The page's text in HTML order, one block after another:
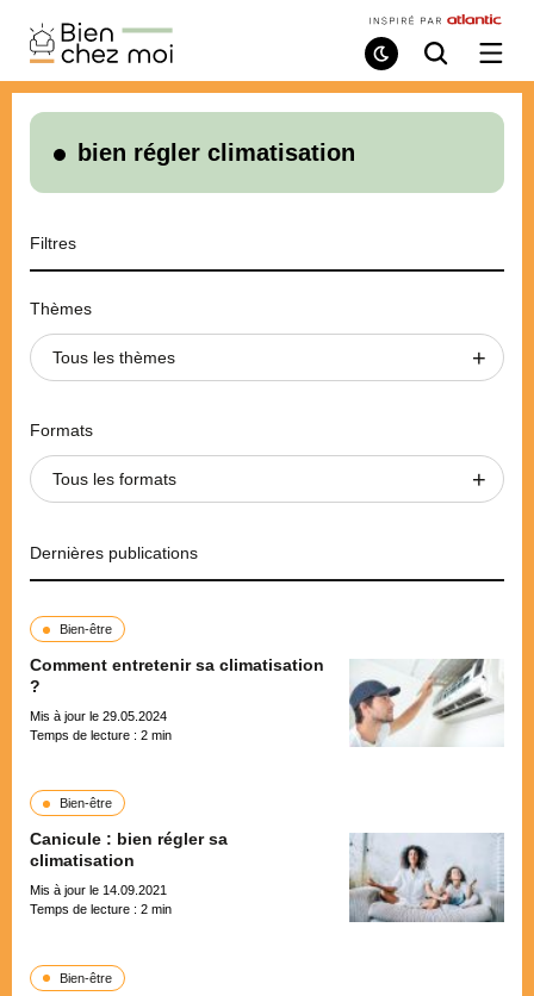
Bien
Chez
Moi
Mode
de
Recherche
/
le
bien régler climatisation
Filtres
Thèmes
Tous les thèmes
Formats
Tous les formats
Dernières publications
Bien-être
Comment entretenir sa climatisation
?
Mis à jour le 29.05.2024
Temps de lecture : 2 min
Bien-être
Canicule : bien régler sa
climatisation
Mis à jour le 14.09.2021
Temps de lecture : 2 min
Bien-être